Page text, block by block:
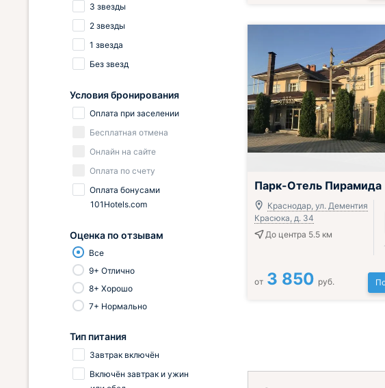
Парк-Отель Пирамида
Краснодар, ул. Дементия
Красюка, д. 34
До центра 5.5 км
от 3 850 руб.
3 звезды
2 звезды
1 звезда
Без звезд
Условия бронирования
Оплата при заселении
Бесплатная отмена
Онлайн на сайте
Оплата по счету
Оплата бонусами
101Hotels.com
Оценка по отзывам
Все
9+ Отлично
8+ Хорошо
7+ Нормально
Тип питания
Завтрак включён
Включён завтрак и ужин